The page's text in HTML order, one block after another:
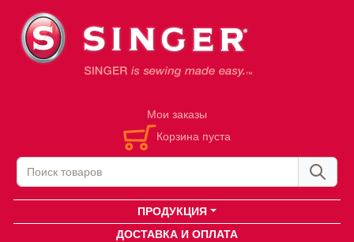
Мои заказы
Корзина пуста
ПРОДУКЦИЯ
ДОСТАВКА И ОПЛАТА